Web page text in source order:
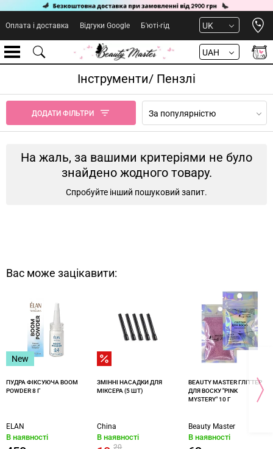
Оплата і доставка Відгуки Google Б'юті-гід UK
UAH
Інструменти/ Пензлі
ДОДАТИ ФІЛЬТРИ За популярністю
На жаль, за вашими критеріями не було
знайдено жодного товару.
Спробуйте інший пошуковий запит.
Вас може зацікавити:
New
ПУДРА ФІКСУЮЧА BOOM
POWDER 8 Г
ELAN
В наявності
ЗМІННІ НАСАДКИ ДЛЯ
МІКСЕРА (5 ШТ)
China
В наявності
BEAUTY MASTER ГЛІТТЕР
ДЛЯ ВОСКУ "PINK
MYSTERY" 10 Г
Beauty Master
В наявності